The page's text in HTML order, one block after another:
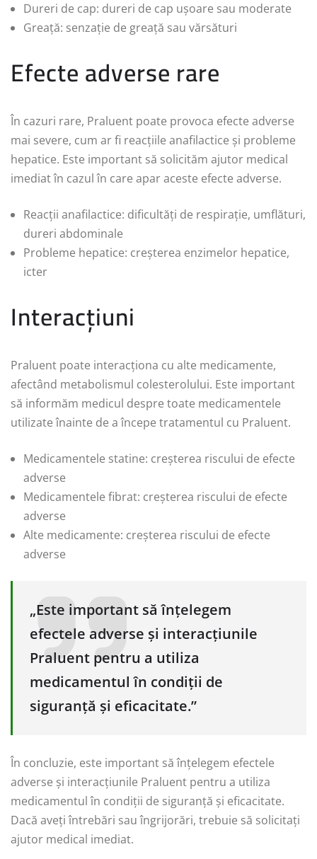
Dureri de cap: dureri de cap ușoare sau moderate
Greață: senzație de greață sau vărsături
Efecte adverse rare
În cazuri rare, Praluent poate provoca efecte adverse
mai severe, cum ar fi reacțiile anafilactice și probleme
hepatice. Este important să solicităm ajutor medical
imediat în cazul în care apar aceste efecte adverse.
Reacții anafilactice: dificultăți de respirație, umflături,
dureri abdominale
Probleme hepatice: creșterea enzimelor hepatice,
icter
Interacțiuni
Praluent poate interacționa cu alte medicamente,
afectând metabolismul colesterolului. Este important
să informăm medicul despre toate medicamentele
utilizate înainte de a începe tratamentul cu Praluent.
Medicamentele statine: creșterea riscului de efecte
adverse
Medicamentele fibrat: creșterea riscului de efecte
adverse
Alte medicamente: creșterea riscului de efecte
adverse
„Este important să înțelegem
efectele adverse și interacțiunile
Praluent pentru a utiliza
medicamentul în condiții de
siguranță și eficacitate.”
În concluzie, este important să înțelegem efectele
adverse și interacțiunile Praluent pentru a utiliza
medicamentul în condiții de siguranță și eficacitate.
Dacă aveți întrebări sau îngrijorări, trebuie să solicitați
ajutor medical imediat.